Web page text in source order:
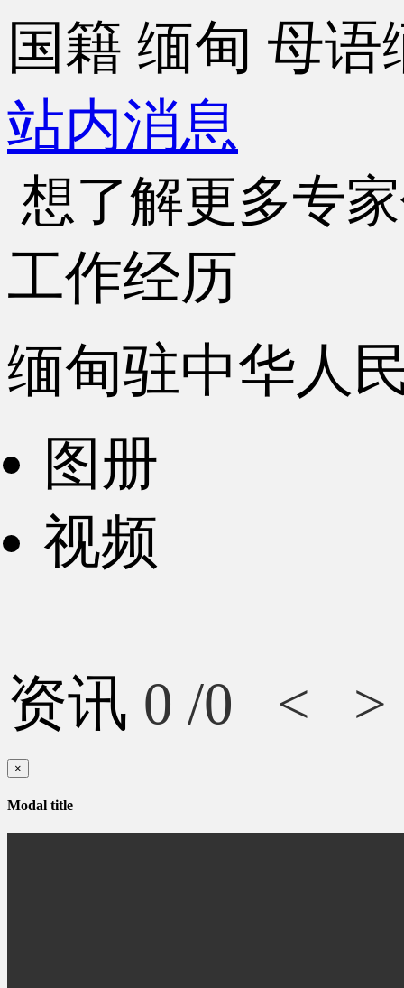
国籍 缅甸 母语
站内消息
想了解更多专
工作经历
缅甸驻中华人
图册
视频
资讯 0 /0 < >
×
Modal title